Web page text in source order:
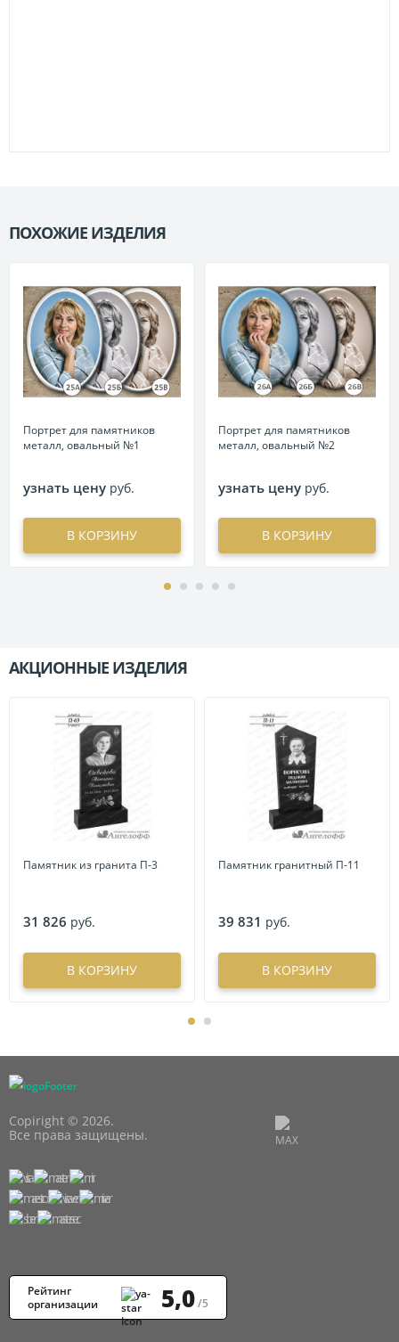
ПОХОЖИЕ ИЗДЕЛИЯ
Портрет для памятников
металл, овальный №1
узнать цену руб.
В КОРЗИНУ
Портрет для памятников
металл, овальный №2
узнать цену руб.
В КОРЗИНУ
АКЦИОННЫЕ ИЗДЕЛИЯ
Памятник из гранита П-3
31 826 руб.
В КОРЗИНУ
Памятник гранитный П-11
39 831 руб.
В КОРЗИНУ
Copiright © 2026.
Все права защищены.
Рейтинг
организации
5,0/5